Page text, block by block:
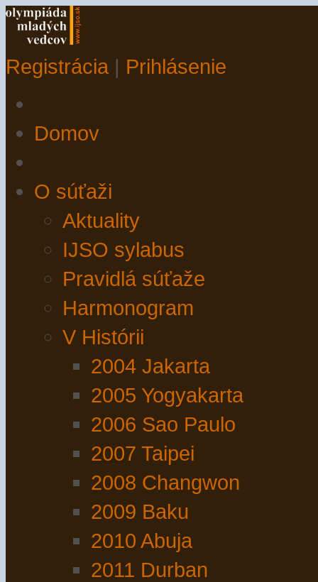
Registrácia | Prihlásenie
Domov
O súťaži
Aktuality
IJSO sylabus
Pravidlá súťaže
Harmonogram
V Histórii
2004 Jakarta
2005 Yogyakarta
2006 Sao Paulo
2007 Taipei
2008 Changwon
2009 Baku
2010 Abuja
2011 Durban